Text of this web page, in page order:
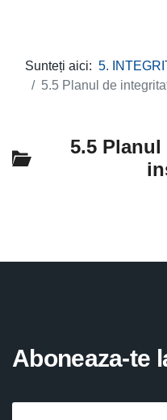
Sunteți aici: 5.
5.5 Planul de
5.5
Aboneaza-te